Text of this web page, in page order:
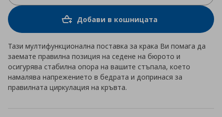
Добави в кошницата
Тази мултифункционална поставка за крака Ви помага да
заемате правилна позиция на седене на бюрото и
осигурява стабилна опора на вашите стъпала, което
намалява напрежението в бедрата и допринася за
правилната циркулация на кръвта.